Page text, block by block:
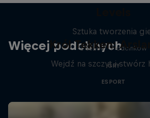
Więcej podobnych
Sztuka tworzenia
2 sezon · 7 odcinków
GRY
Król Tekken:
Wejdź na szczyt i stwórz
ESPORT